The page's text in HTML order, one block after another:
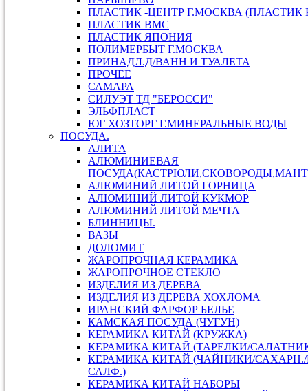
ПЛАСТИК -ЦЕНТР Г.МОСКВА (ПЛАСТИК
ПЛАСТИК ВМС
ПЛАСТИК ЯПОНИЯ
ПОЛИМЕРБЫТ Г.МОСКВА
ПРИНАДЛ.Д/ВАНН И ТУАЛЕТА
ПРОЧЕЕ
САМАРА
СИЛУЭТ ТД "БЕРОССИ"
ЭЛЬФПЛАСТ
ЮГ ХОЗТОРГ Г.МИНЕРАЛЬНЫЕ ВОДЫ
ПОСУДА.
АЛИТА
АЛЮМИНИЕВАЯ
АЛЮМИНИЙ ЛИТОЙ ГОРНИЦА
АЛЮМИНИЙ ЛИТОЙ КУКМОР
АЛЮМИНИЙ ЛИТОЙ МЕЧТА
БЛИННИЦЫ.
ВАЗЫ
ДОЛОМИТ
ЖАРОПРОЧНАЯ КЕРАМИКА
ЖАРОПРОЧНОЕ СТЕКЛО
ИЗДЕЛИЯ ИЗ ДЕРЕВА
ИЗДЕЛИЯ ИЗ ДЕРЕВА ХОХЛОМА
ИРАНСКИЙ ФАРФОР БЕЛЬЕ
КАМСКАЯ ПОСУДА (ЧУГУН)
КЕРАМИКА КИТАЙ (КРУЖКА)
КЕРАМИКА КИТАЙ (ТАРЕЛКИ/
КЕРАМИКА КИТАЙ (ЧАЙНИКИ/
САЛФ.)
КЕРАМИКА КИТАЙ НАБОРЫ